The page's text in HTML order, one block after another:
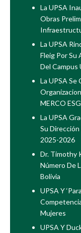
La UPSA
Obras
La UPSA
Fleig Por Su
Del Campus
La UPSA Se
MERCO
La UPSA
Su
2025-2026
Dr. Timothy
Número De
Bolivia
UPSA Y
Mujeres
UPSA Y